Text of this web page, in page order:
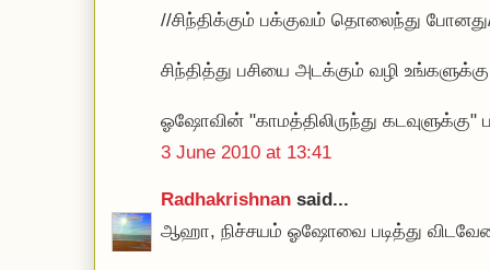
//சிந்திக்கும் பக்குவம் தொலைந்து
சிந்தித்து பசியை அடக்கும் வழி உங்களுக்கு
ஓஷோவின் "காமத்திலிருந்து கடவுளுக்கு"
3 June 2010 at 13:41
Radhakrishnan said...
ஆஹா, நிச்சயம் ஓஷோவை படித்து